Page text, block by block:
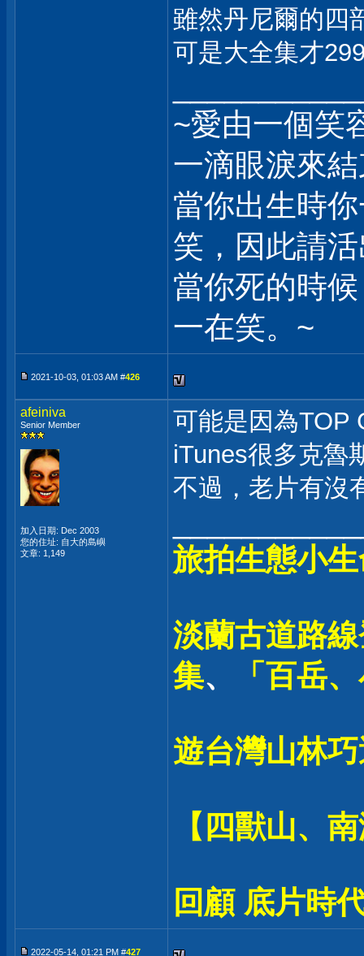
雖然丹尼爾的四
可是大全集才
~愛由一個笑
一滴眼淚來
當你出生時
笑，因此請
當你死的時
一在笑。~
2021-10-03, 01:03 AM #426
afeiniva
Senior Member
加入日期: Dec 2003
您的住址: 自大的島嶼
文章: 1,149
可能是因為TOP
iTunes很多克魯
不過，老片有沒
旅拍生態小
淡蘭古道路
集、 「百岳
遊台灣山林
【四獸山、
回顧 底片時
2022-05-14, 01:21 PM #427